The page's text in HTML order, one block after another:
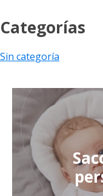
Categorías
Sin categoría